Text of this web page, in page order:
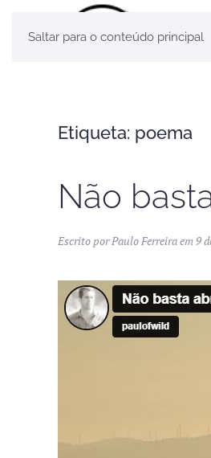
Saltar para o conteúdo principal
Etiqueta: poema
Não
Escrito porPaulo Ferreiraem9